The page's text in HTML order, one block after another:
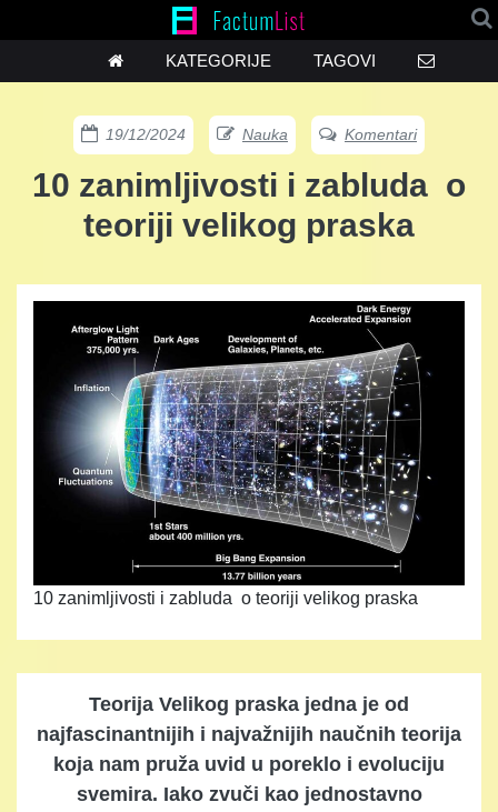
KATEGORIJE TAGOVI
19/12/2024 Nauka Komentari
10 zanimljivosti i zabluda o
teoriji velikog praska
10 zanimljivosti i zabluda o teoriji velikog praska
Teorija Velikog praska jedna je od
najfascinantnijih i najvažnijih naučnih teorija
koja nam pruža uvid u poreklo i evoluciju
svemira. Iako zvuči kao jednostavno